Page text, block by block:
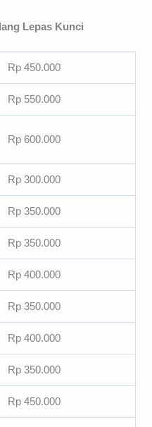
Lepas Kunci
Rp 450.000
Rp 550.000
Rp 600.000
Rp 300.000
Rp 350.000
Rp 350.000
Rp 400.000
Rp 350.000
Rp 400.000
Rp 350.000
Rp 450.000